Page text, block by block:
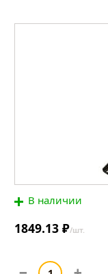
В наличии
1849.13 ₽/шт.